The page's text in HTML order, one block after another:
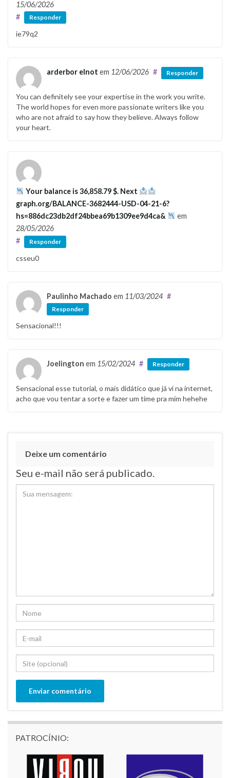
15/06/2026
#
Responder
ie79q2
arderbor elnot em 12/06/2026 # Responder
You can definitely see your expertise in the work you write.
The world hopes for even more passionate writers like you
who are not afraid to say how they believe. Always follow
your heart.
Your balance is 36,858.79 $. Next
graph.org/BALANCE-3682444-USD-04-21-6?
hs=886dc23db2df24bbea69b1309ee9d4ca&
em
28/05/2026
#
Responder
csseu0
Paulinho Machado em 11/03/2024 #
Responder
Sensacional!!!
Joelington em 15/02/2024 # Responder
Sensacional esse tutorial, o mais didático que já vi na internet,
acho que vou tentar a sorte e fazer um time pra mim hehehe
Deixe um comentário
Seu e-mail não será publicado.
PATROCÍNIO: